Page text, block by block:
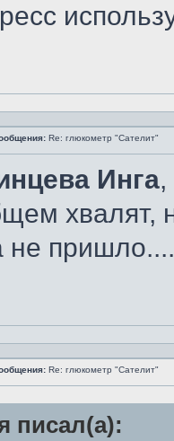
Re: глюкометр "Сателит"
Инга,
хвалят,
не пришло....
Re: глюкометр "Сателит"
писал(а):